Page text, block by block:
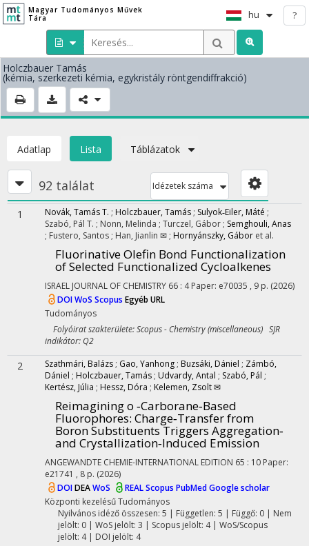
Magyar Tudományos Művek
Tára
hu ?
Holczbauer Tamás
(kémia, szerkezeti kémia, egykristály röntgendiffrakció)
Adatlap Lista Táblázatok
92 találat Idézetek száma
1 Novák, Tamás T. ; Holczbauer, Tamás ; Sulyok‐Eiler, Máté ;
Szabó, Pál T. ; Nonn, Melinda ; Turczel, Gábor ; Semghouli, Anas
; Fustero, Santos ; Han, Jianlin ✉ ; Hornyánszky, Gábor et al.
Fluorinative Olefin Bond Functionalization
of Selected Functionalized Cycloalkenes
ISRAEL JOURNAL OF CHEMISTRY 66 : 4 Paper: e70035 , 9 p. (2026)
DOIWoS Scopus Egyéb URL
Tudományos
Folyóirat szakterülete: Scopus - Chemistry (miscellaneous) SJR
indikátor: Q2
2 Szathmári, Balázs ; Gao, Yanhong ; Buzsáki, Dániel ; Zámbó,
Dániel ; Holczbauer, Tamás ; Udvardy, Antal ; Szabó, Pál ;
Kertész, Júlia ; Hessz, Dóra ; Kelemen, Zsolt ✉
Reimagining o ‐Carborane‐Based
Fluorophores: Charge‐Transfer from
Boron Substituents Triggers Aggregation‐
and Crystallization‐Induced Emission
ANGEWANDTE CHEMIE-INTERNATIONAL EDITION 65 : 10 Paper:
e21741 , 8 p. (2026)
DOIDEAWoS REALScopus PubMedGoogle scholar
Központi kezelésűTudományos
Nyilvános idéző összesen: 5 | Független: 5 | Függő: 0 | Nem
jelölt: 0 | WoS jelölt: 3 | Scopus jelölt: 4 | WoS/Scopus
jelölt: 4 | DOI jelölt: 4